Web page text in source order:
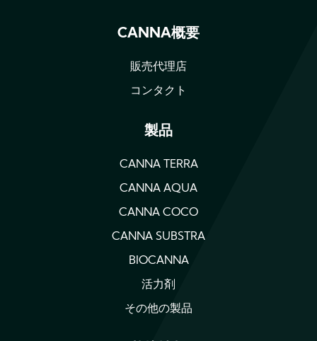
CANNA概要
販売代理店
コンタクト
製品
CANNA TERRA
CANNA AQUA
CANNA COCO
CANNA SUBSTRA
BIOCANNA
活力剤
その他の製品